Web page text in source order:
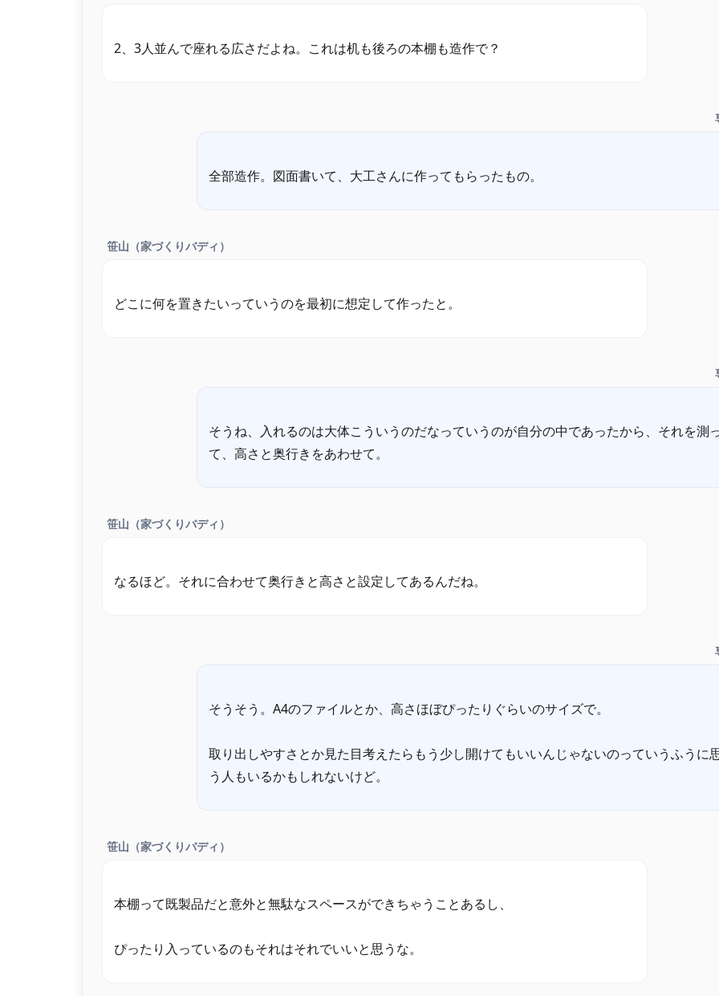
笹山（家づくりバディ）
そうね、入れるのは大体こういうのだなっていうのが自分の中であったから、それを測
笹山（家づくりバディ）
そうそう。A4のファイルとか、高さほぼぴったりぐらいのサイズで。
取り出しやすさとか見た目考えたらもう少し開けてもいいんじゃないのっていうふうに
笹山（家づくりバディ）
本棚って既製品だと意外と無駄なスペースができちゃうことあるし、